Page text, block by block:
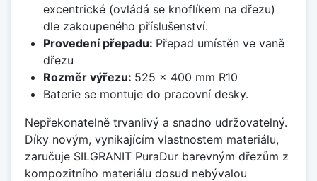
excentrické (ovládá se knoflíkem na dřezu)
dle zakoupeného příslušenství.
Provedení přepadu: Přepad umístěn ve vaně
dřezu
Rozměr výřezu: 525 x 400 mm R10
Baterie se montuje do pracovní desky.
Nepřekonatelně trvanlivý a snadno udržovatelný.
Díky novým, vynikajícím vlastnostem materiálu,
zaručuje SILGRANIT PuraDur barevným dřezům z
kompozitního materiálu dosud nebývalou